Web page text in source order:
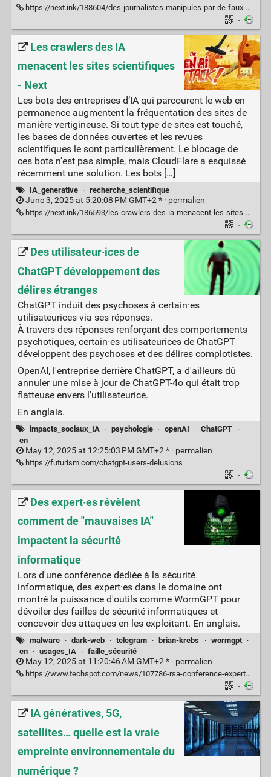
https://next.ink/188604/des-journalistes-manipules-par-de-faux-experts-boostes-a-lia-pour-tromper-google/
·
Les crawlers des IA
menacent les sites scientifiques
- Next
Les bots des entreprises d’IA qui parcourent le web en
permanence augmentent la fréquentation des sites de
manière vertigineuse. Si tout type de sites est touché,
les bases de données ouvertes et les revues
scientifiques le sont particulièrement. Le blocage de
ces bots n’est pas simple, mais CloudFlare a esquissé
récemment une solution. Les bots […]
IA_generative · recherche_scientifique
June 3, 2025 at 5:20:08 PM GMT+2 * · permalien
https://next.ink/186593/les-crawlers-des-ia-menacent-les-sites-scientifiques/
·
Des utilisateur·ices de
ChatGPT développement des
délires étranges
ChatGPT induit des psychoses à certain·es
utilisateurices via ses réponses.
À travers des réponses renforçant des comportements
psychotiques, certain·es utilisateurices de ChatGPT
développent des psychoses et des délires complotistes.
OpenAI, l'entreprise derrière ChatGPT, a d'ailleurs dû
annuler une mise à jour de ChatGPT-4o qui était trop
flatteuse envers l'utilisateurice.
En anglais.
impacts_sociaux_IA · psychologie · openAI · ChatGPT
·
en
May 12, 2025 at 12:25:03 PM GMT+2 * · permalien
https://futurism.com/chatgpt-users-delusions
·
Des expert·es révèlent
comment de "mauvaises IA"
impactent la sécurité
informatique
Lors d'une conférence dédiée à la sécurité
informatique, des expert·es dans le domaine ont
montré la puissance d'outils comme WormGPT pour
dévoiler des failles de sécurité informatiques et
concevoir des attaques en les exploitant. En anglais.
malware · dark-web · telegram · brian-krebs · wormgpt
·
en
· usages_IA · faille_sécurité
May 12, 2025 at 11:20:46 AM GMT+2 * · permalien
https://www.techspot.com/news/107786-rsa-conference-experts-reveal-how-evil-ai-changing.html
·
IA génératives, 5G,
satellites… quelle est la vraie
empreinte environnementale du
numérique ?